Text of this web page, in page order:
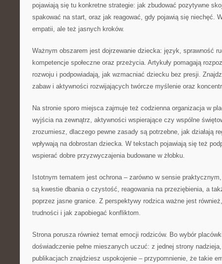
pojawiają się tu konkretne strategie: jak zbudować pozytywne
spakować na start, oraz jak reagować, gdy pojawią się niechęć.
empatii, ale też jasnych kroków.
Ważnym obszarem jest dojrzewanie dziecka: język, sprawność
kompetencje społeczne oraz przeżycia. Artykuły pomagają
rozwoju i podpowiadają, jak wzmacniać dziecku bez presji.
zabaw i aktywności rozwijających twórcze myślenie oraz
Na stronie sporo miejsca zajmuje też codzienna organizacja w
wyjścia na zewnątrz, aktywności wspierające czy wspólne
zrozumiesz, dlaczego pewne zasady są potrzebne, jak działają
wpływają na dobrostan dziecka. W tekstach pojawiają się też
wspierać dobre przyzwyczajenia budowane w żłobku.
Istotnym tematem jest ochrona – zarówno w sensie
są kwestie dbania o czystość, reagowania na przeziębienia, a
poprzez jasne granice. Z perspektywy rodzica ważne jest
trudności i jak zapobiegać konfliktom.
Strona porusza również temat emocji rodziców. Bo wybór
doświadczenie pełne mieszanych uczuć: z jednej strony
publikacjach znajdziesz uspokojenie – przypomnienie, że takie